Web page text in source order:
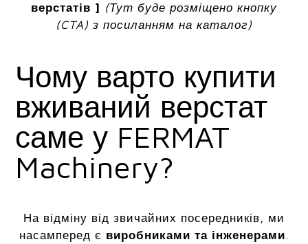
верстатів ] (Тут буде розміщено кнопку
(CTA) з посиланням на каталог)
Чому варто купити
вживаний верстат
саме у FERMAT
Machinery?
На відміну від звичайних посередників, ми
насамперед є виробниками та інженерами.